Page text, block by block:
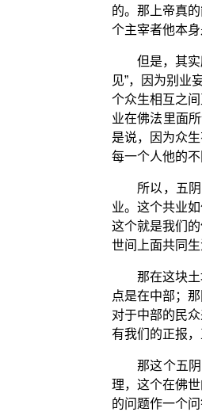
的。那上帝真
个主宰者他本身
但是，其
见”，因为别业
个众生相互之
业在佛法里面
是说，因为众
每一个人他的不
所以，五
业。这个共业
这个就是我们
世间上面共同
那在这块
点是在中部；
对于中部的民
有我们的正报，
那这个五
理，这个在佛
的问题作一个问